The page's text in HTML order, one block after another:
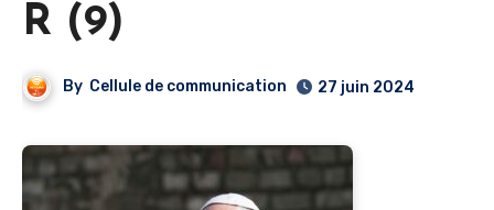
R (9)
By Cellule de communication 27 juin 2024